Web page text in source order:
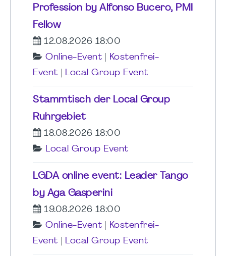
Profession by Alfonso Bucero, PMI
Fellow
12.08.2026 18:00
Online-Event
Kostenfrei-
Event
Local Group Event
Stammtisch der Local Group
Ruhrgebiet
18.08.2026 18:00
Local Group Event
LGDA online event: Leader Tango
by Aga Gasperini
19.08.2026 18:00
Online-Event
Kostenfrei-
Event
Local Group Event